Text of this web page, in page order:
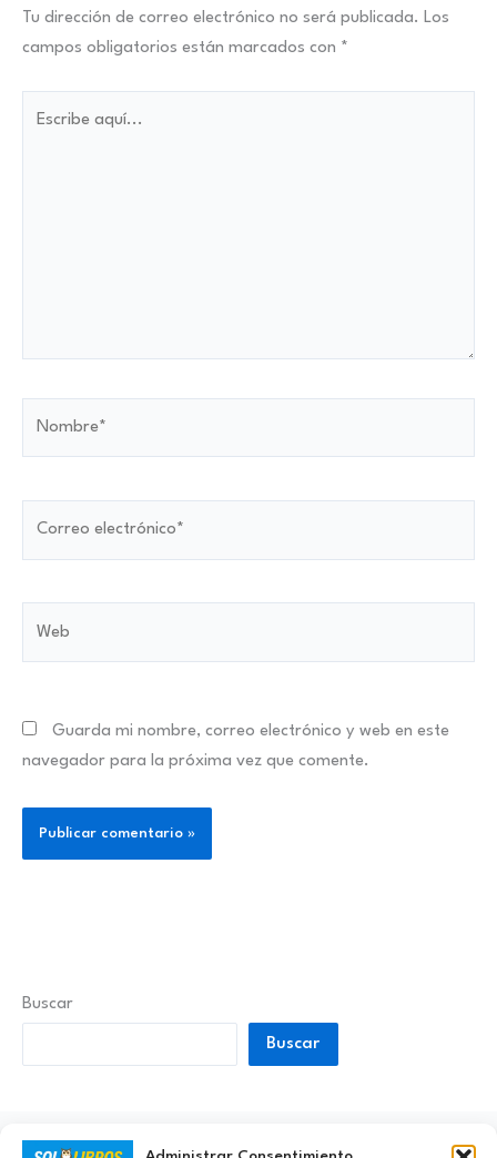
Tu dirección de correo electrónico no será publicada. Los
campos obligatorios están marcados con *
Guarda mi nombre, correo electrónico y web en este
navegador para la próxima vez que comente.
Buscar
Buscar